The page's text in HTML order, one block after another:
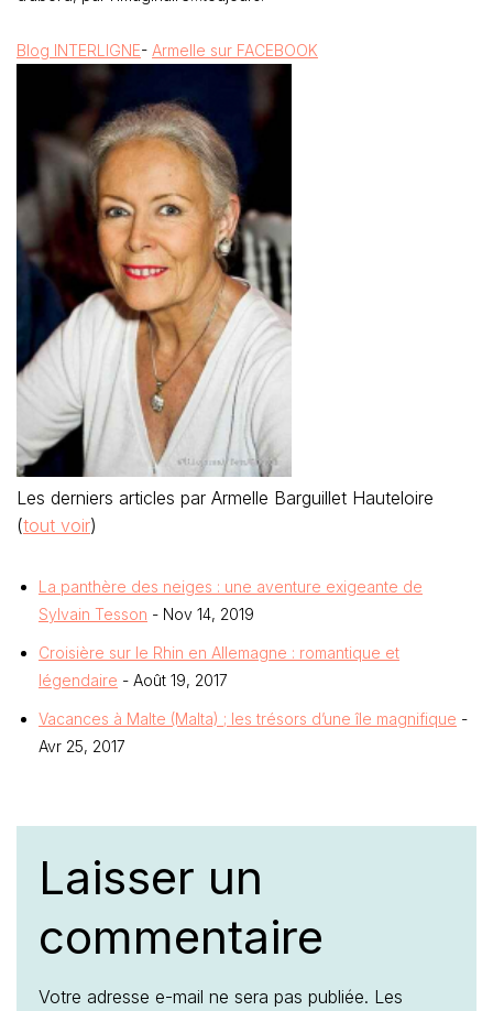
Blog INTERLIGNE- Armelle sur FACEBOOK
Les derniers articles par Armelle Barguillet Hauteloire
(tout voir)
La panthère des neiges : une aventure exigeante de
Sylvain Tesson - Nov 14, 2019
Croisière sur le Rhin en Allemagne : romantique et
légendaire - Août 19, 2017
Vacances à Malte (Malta) ; les trésors d’une île magnifique -
Avr 25, 2017
Laisser un
commentaire
Votre adresse e-mail ne sera pas publiée. Les